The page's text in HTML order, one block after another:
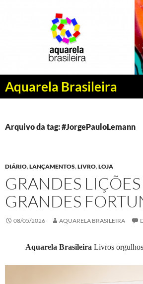
Aquarela Brasileira
Pesquisar
PULAR
CONTEÚDO
Arquivo da tag: #JorgePauloLemann
DIÁRIO,LANÇAMENTOS,LIVRO,LOJA
GRANDES LIÇÕES
GRANDES
08/05/2026 AQUARELA BRASILEIRA
Aquarela Brasileira Livros